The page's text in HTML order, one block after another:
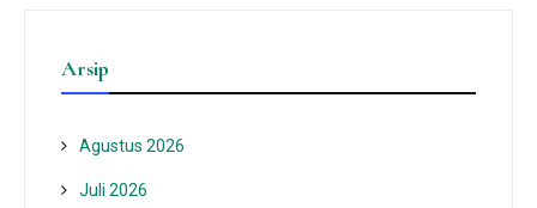
Arsip
Agustus 2026
Juli 2026